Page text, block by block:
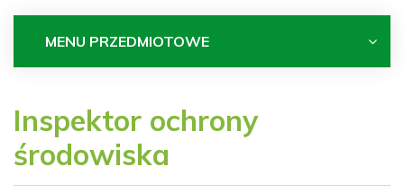
MENU PRZEDMIOTOWE
Inspektor ochrony
środowiska